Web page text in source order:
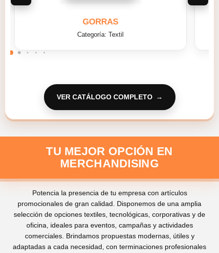
MALETAS
Categoría: Textil
VER CATÁLOGO COMPLETO
TU MEJOR OPCIÓN EN
MERCHANDISING
Potencia la presencia de tu empresa con artículos
promocionales de gran calidad. Disponemos de una amplia
selección de opciones textiles, tecnológicas, corporativas y de
oficina, ideales para eventos, campañas y actividades
comerciales. Brindamos propuestas modernas, útiles y
adaptadas a cada necesidad, con terminaciones profesionales